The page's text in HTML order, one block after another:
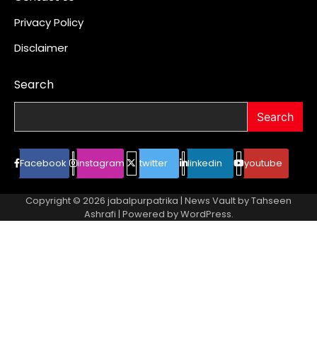
Privacy Policy
Disclaimer
Search
Search
Facebook instagram twitter linkedin youtube
Copyright © 2026 jabalpurpatrika | News Vault byTahseen
Ashrafi | Powered byWordPress.